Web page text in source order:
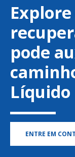
pode
Líquido
ENTRE EM